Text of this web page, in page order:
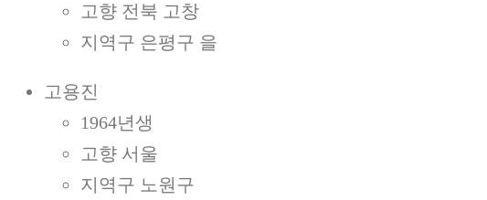
고향 전북 고창
지역구 은평구 을
고용진
1964년생
고향 서울
지역구 노원구